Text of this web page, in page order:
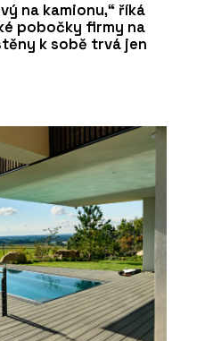
na kamionu,“ říká
pobočky firmy na
k sobě trvá jen